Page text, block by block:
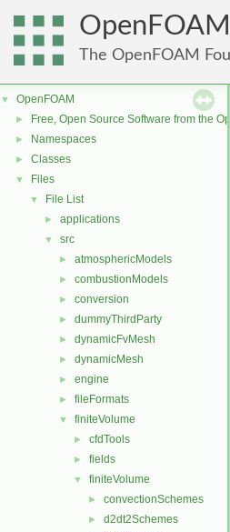
OpenFOAM
The OpenFOAM
▼ OpenFOAM
► Free, Open Source Software from the
► Namespaces
► Classes
▼ Files
▼ File List
► applications
▼ src
► atmosphericModels
► combustionModels
► conversion
► dummyThirdParty
► dynamicFvMesh
► dynamicMesh
► engine
► fileFormats
▼ finiteVolume
► cfdTools
► fields
▼ finiteVolume
► convectionSchemes
► d2dt2Schemes